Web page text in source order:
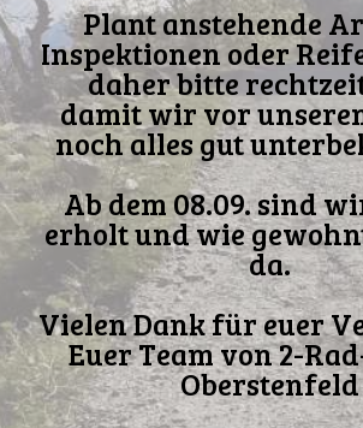
Plant anstehende
Inspektionen oder
daher bitte
damit wir vor
noch alles gut
Ab dem 08.09. sind
erholt und wie
da.
Vielen Dank für euer
Euer Team von 2-
Oberstenfeld